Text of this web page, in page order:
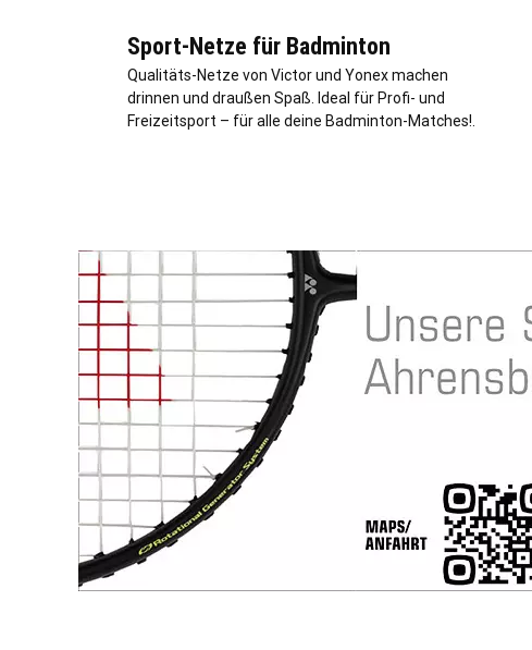
Sport-Netze für Badminton
Qualitäts-Netze von Victor und Yonex machen
drinnen und draußen Spaß. Ideal für Profi- und
Freizeitsport – für alle deine Badminton-Matches!.